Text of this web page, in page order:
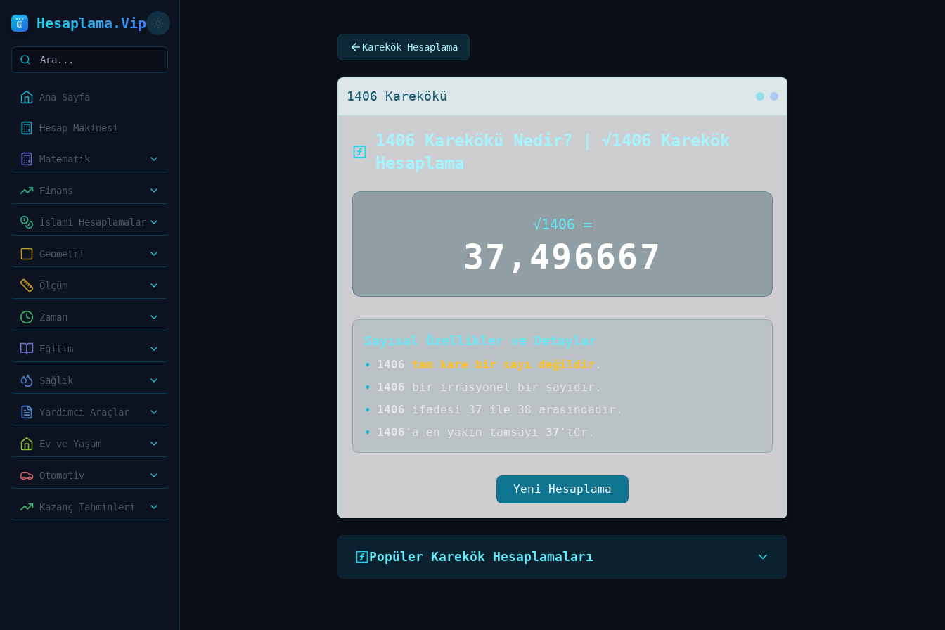
Hesaplama.Vip
Ana Sayfa
Hesap Makinesi
Matematik
Finans
İslami Hesaplamalar
Geometri
Ölçüm
Zaman
Eğitim
Sağlık
Yardımcı Araçlar
Ev ve Yaşam
Otomotiv
Kazanç Tahminleri
Karekök Hesaplama
1406 Karekökü
1406 Karekökü Nedir? | √1406 Karekök
Hesaplama
√1406 =
37,496667
Sayısal Özellikler ve Detaylar
• 1406 tam kare bir sayı değildir .
•
1406 bir irrasyonel bir sayıdır .
•
1406
ifadesi 37 ile 38 arasındadır.
•
1406 'a en yakın tamsayı 37 'tür.
Yeni Hesaplama
Popüler Karekök Hesaplamaları